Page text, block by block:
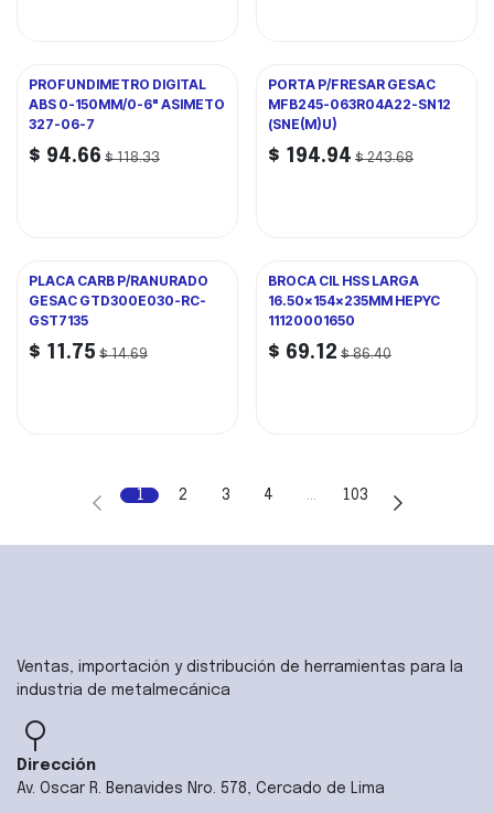
PROFUNDIMETRO DIGITAL
ABS 0-150MM/0-6" ASIMETO
327-06-7
$ 94.66 $118.33
PORTA P/FRESAR GESAC
MFB245-063R04A22-SN12
(SNE(M)U)
$ 194.94 $243.68
PLACA CARB P/RANURADO
GESAC GTD300E030-RC-
GST7135
$ 11.75 $14.69
BROCA CIL HSS LARGA
16.50x154x235MM HEPYC
11120001650
$ 69.12 $86.40
1 2 3 4 … 103
Ventas, importación y distribución de herramientas para la
industria de metalmecánica
Dirección
Av. Oscar R. Benavides Nro. 578, Cercado de Lima